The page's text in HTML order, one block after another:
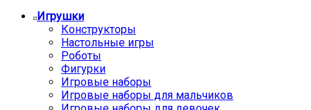
Игрушки
Конструкторы
Настольные игры
Роботы
Фигурки
Игровые наборы
Игровые наборы для мальчиков